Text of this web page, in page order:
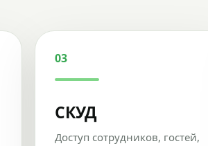
03
СКУД
Доступ сотрудников, гостей,